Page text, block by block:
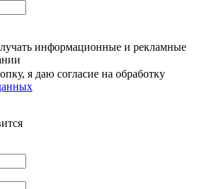
информационные и рекламные
я даю согласие на обработку